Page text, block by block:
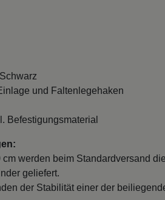
und Faltenlegehaken
Befestigungsmaterial
werden beim Standardversand
geliefert.
der Stabilität einer der